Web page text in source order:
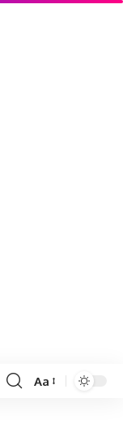
Font
Aa